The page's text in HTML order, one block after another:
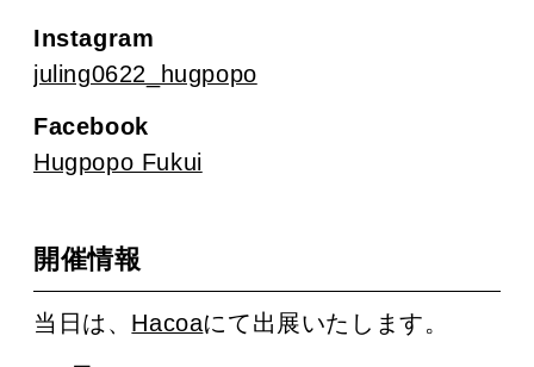
Instagram
juling0622_hugpopo
Facebook
Hugpopo Fukui
開催情報
当日は、 Hacoaにて出展いたします。